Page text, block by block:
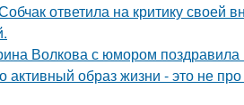
ответила на критику своей
Волкова с юмором поздравила
образ жизни - это не